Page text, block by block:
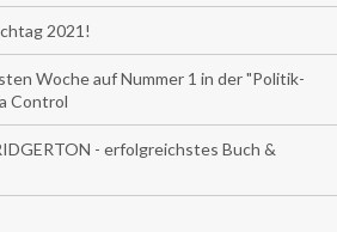
2021!
Woche auf Nummer 1 in der "Politik-
Control
- erfolgreichstes Buch &